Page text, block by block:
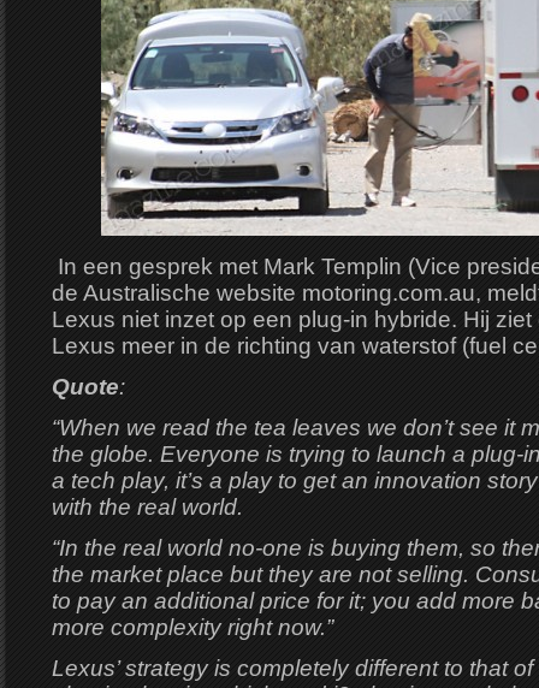
In een gesprek met Mark Templin (Vice
de Australische website motoring.com.au,
Lexus niet inzet op een plug-in hybride. Hij
Lexus meer in de richting van waterstof (fuel
Quote:
“When we read the tea leaves we don’t see it
the globe. Everyone is trying to launch a plug-
a tech play, it’s a play to get an innovation
with the real world.
“In the real world no-one is buying them, so
the market place but they are not selling.
to pay an additional price for it; you add more
more complexity right now.”
Lexus’ strategy is completely different to that